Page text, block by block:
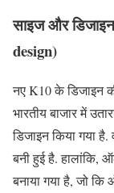
साइज और
design)
नए K10 के डिजाइन
भारतीय बाजार में
डिजाइन किया गया
बनी हुई है. हालांकि,
बनाया गया है, जो